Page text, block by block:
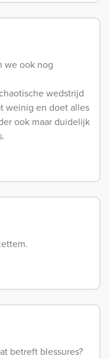
we ook nog
wedstrijd
weinig en doet alles
ook maar duidelijk
betreft blessures?